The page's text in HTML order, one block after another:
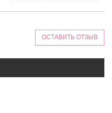
ОСТАВИТЬ ОТЗЫВ